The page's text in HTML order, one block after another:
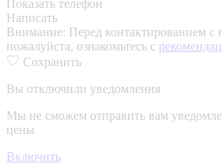
Показать телефон
Написать
Внимание: Перед контактированием с
пожалуйста, ознакомьтесь с
Сохранить
Вы отключили уведомления
Мы не сможем отправить вам
цены
Включить